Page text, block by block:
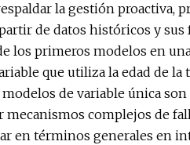
la gestión proactiva,
de datos históricos y sus
los primeros modelos en
que utiliza la edad de la
de variable única
complejos de
en términos generales en